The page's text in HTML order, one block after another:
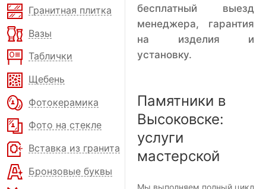
Гранитная плитка
Вазы
Таблички
Щебень
Фотокерамика
Фото на стекле
Вставка из гранита
Бронзовые буквы
бесплатный выезд
менеджера, гарантия
на изделия и
установку.
Памятники в
Высоковске:
услуги
мастерской